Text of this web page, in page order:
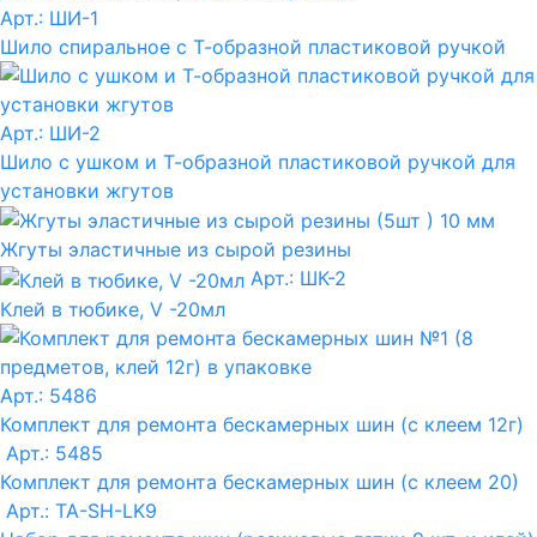
Арт.: ШИ-1
Шило спиральное с Т-образной пластиковой ручкой
Арт.: ШИ-2
Шило с ушком и Т-образной пластиковой ручкой для
установки жгутов
Жгуты эластичные из сырой резины
Арт.: ШК-2
Клей в тюбике, V -20мл
Арт.: 5486
Комплект для ремонта бескамерных шин (с клеем 12г)
Арт.: 5485
Комплект для ремонта бескамерных шин (с клеем 20)
Арт.: TA-SH-LK9